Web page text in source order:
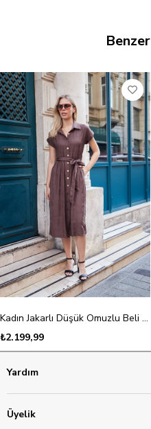
Kadın Jakarlı Düşük Omuzlu Beli Büzgülü Cepli Midi Boy Elbise-Kahve
₺2.199,99
Yardım
Üyelik